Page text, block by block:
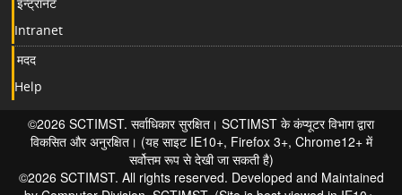
Intranet
मदद
Help
©2026 SCTIMST. सर्वाधिकार सुरक्षित। SCTIMST के कंप्यूटर विभाग द्वारा
विकसित और अनुरक्षित। (यह साइट IE10+, Firefox 3+, Chrome12+ में
सर्वोत्तम रूप से देखी जा सकती है)
©2026 SCTIMST. All rights reserved. Developed and Maintained